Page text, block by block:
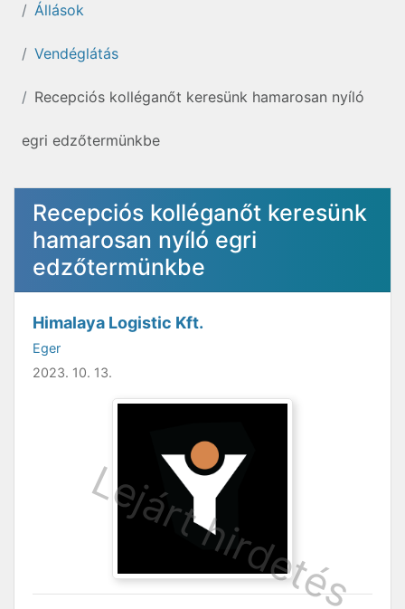
Állások
Vendéglátás
Recepciós kolléganőt keresünk hamarosan nyíló
egri edzőtermünkbe
Recepciós kolléganőt keresünk
hamarosan nyíló egri
edzőtermünkbe
Himalaya Logistic Kft.
Eger
2023. 10. 13.